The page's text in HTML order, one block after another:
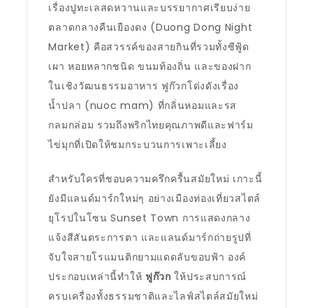
เรื่องปูทะเลสดหวานและบรรยากาศเรียบง่าย
ตลาดกลางคืนเยืองดง (Duong Dong Night
Market) คือสวรรค์ของสายกินที่รวมทั้งซีฟู้ด
เผา หอยหลากชนิด ขนมท้องถิ่น และของฝาก
ในเชิงวัฒนธรรมอาหาร ฟูก๊วกโด่งดังเรื่อง
น้ำปลา (nuoc mam) ที่กลิ่นหอมและรส
กลมกล่อม รวมถึงพริกไทยคุณภาพดีและฟาร์ม
ไข่มุกที่เปิดให้ชมกระบวนการเพาะเลี้ยง
สำหรับใครที่ชอบความครึกครื้นสมัยใหม่ เกาะนี้
ยังมีแลนด์มาร์กใหม่ๆ อย่างเมืองท่องเที่ยวสไตล์
ยุโรปในโซน Sunset Town การแสดงกลาง
แจ้งสีสันตระการตา และแลนด์มาร์กถ่ายรูปที่
จับใจสายโรแมนติกยามแดดลับขอบฟ้า องค์
ประกอบเหล่านี้ทำให้ ฟูก๊วก ให้ประสบการณ์
ครบเครื่องทั้งธรรมชาติและไลฟ์สไตล์สมัยใหม่